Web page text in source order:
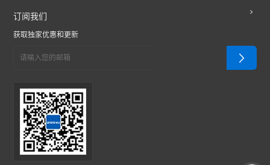
订阅我们
获取独家优惠和更新